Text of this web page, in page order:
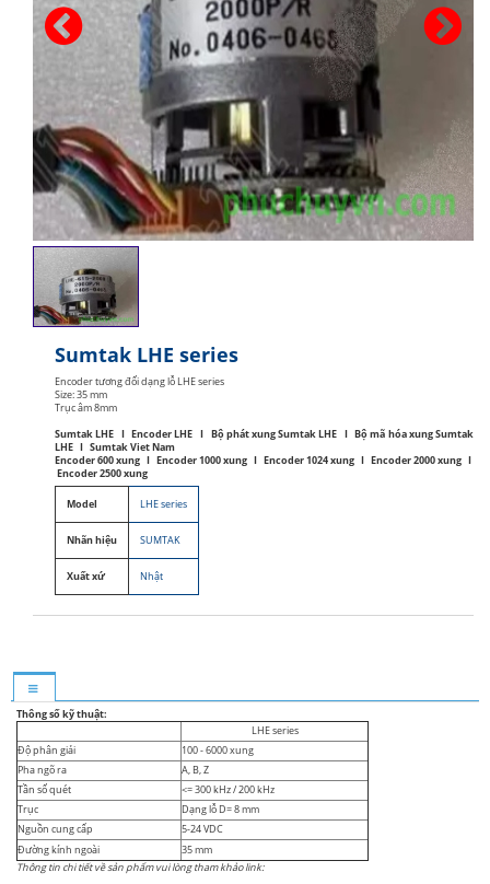
Sumtak LHE series
Encoder tương đối dạng lỗ LHE series
Size: 35 mm
Trục âm 8mm
Sumtak LHE I Encoder LHE I Bộ phát xung Sumtak LHE I Bộ mã hóa xung Sumtak
LHE I Sumtak Viet Nam
Encoder 600 xung I Encoder 1000 xung I Encoder 1024 xung I Encoder 2000 xung I
Encoder 2500 xung
Model LHE series
Nhãn hiệu SUMTAK
Xuất xứ Nhật
Thông số kỹ thuật:
LHE series
Độ phân giải
100 - 6000 xung
Pha ngõ ra
A, B, Z
Tần số quét
<= 300 kHz / 200 kHz
Trục
Dạng lỗ D= 8 mm
Nguồn cung cấp
5-24 VDC
Đường kính ngoài
35 mm
Thông tin chi tiết về sản phẩm vui lòng tham khảo link: